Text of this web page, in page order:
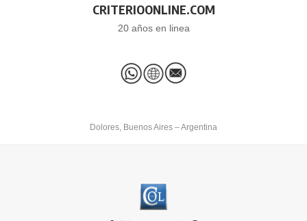
CRITERIOONLINE.COM
20 años en linea
Dolores, Buenos Aires – Argentina